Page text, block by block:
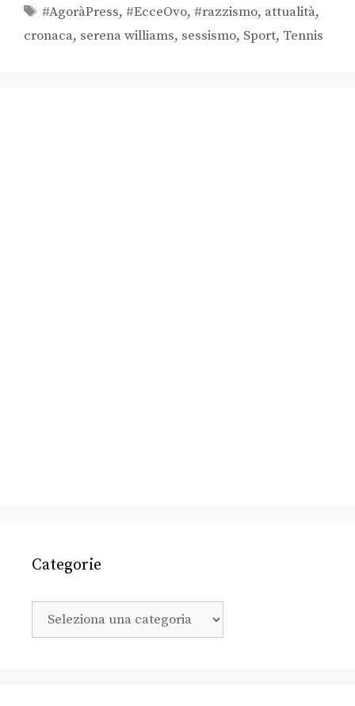
#AgoràPress, #EcceOvo, #razzismo, attualità,
cronaca, serena williams, sessismo, Sport, Tennis
Categorie